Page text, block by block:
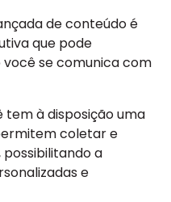
de conteúdo é
que pode
se comunica com
tem à disposição uma
coletar e
possibilitando a
e